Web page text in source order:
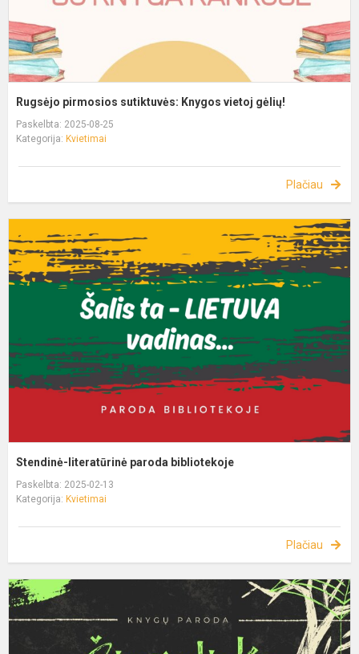
Rugsėjo pirmosios sutiktuvės: Knygos vietoj gėlių!
Paskelbta: 2025-08-25
Kategorija: Kvietimai
Plačiau
Stendinė-literatūrinė paroda bibliotekoje
Paskelbta: 2025-02-13
Kategorija: Kvietimai
Plačiau